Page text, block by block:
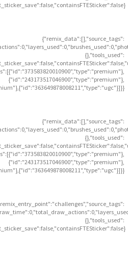
{"remix_data":[],"source_tags":
{},"tools_used":
{"id":"243173517046900","type":"premium"},
{"remix_data":[],"source_tags":
{},"tools_used":
{"id":"243173517046900","type":"premium"},
{},"tools_used":